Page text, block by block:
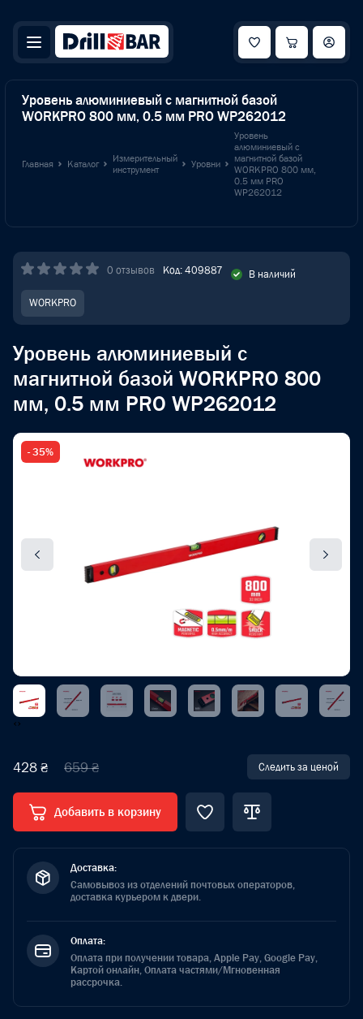
Уровень алюминиевый с магнитной базой
WORKPRO 800 мм, 0.5 мм PRO WP262012
Главная Каталог
Измерительный
инструмент
Уровни
Уровень
алюминиевый с
магнитной базой
WORKPRO 800 мм,
0.5 мм PRO
WP262012
0 отзывов Код: 409887 В наличий
WORKPRO
Уровень алюминиевый с
магнитной базой WORKPRO 800
мм, 0.5 мм PRO WP262012
- 35%
‹›
428 ₴ 659 ₴ Следить за ценой
Добавить в корзину
Доставка:
Самовывоз из отделений почтовых операторов,
доставка курьером к двери.
Оплата:
Оплата при получении товара, Apple Pay, Google Pay,
Картой онлайн, Оплата частями/Мгновенная
рассрочка.